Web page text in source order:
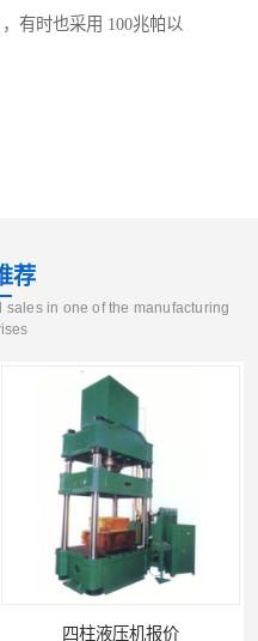
有时也采用 100兆帕以
荐
in one of the manufacturing
四柱液压机报价